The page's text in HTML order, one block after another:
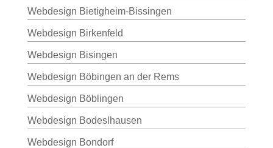
Webdesign Bietigheim-Bissingen
Webdesign Birkenfeld
Webdesign Bisingen
Webdesign Böbingen an der Rems
Webdesign Böblingen
Webdesign Bodeslhausen
Webdesign Bondorf